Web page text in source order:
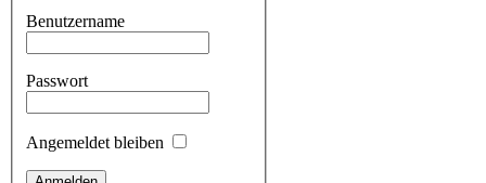
Benutzername
Passwort
Angemeldet bleiben